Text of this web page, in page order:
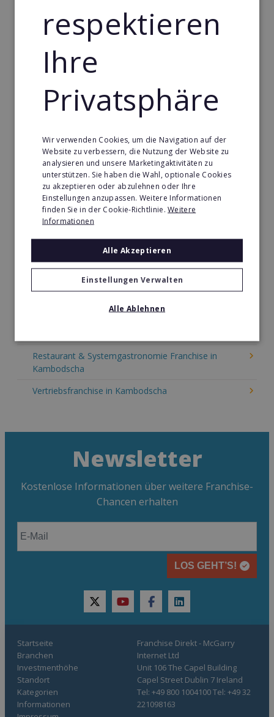
Handwerk Franchise in Kambodscha
Dienstleistungsfranchise in Kambodscha
Telekommunikation Franchise in Kambodscha
Gastronomie & Bringdienst Franchise in Kambodscha
Sport Franchise in Kambodscha
Kaffee & Café Franchise in Kambodscha
Tier- & Zoobedarf Franchise in Kambodscha
Immobilien Franchise in Kambodscha
Kinder & Erziehung Franchise in Kambodscha
Kosmetik Franchise in Kambodscha
Lebensmittel Franchise in Kambodscha
Medien & Werbung Franchise in Kambodscha
Möbel & Einrichtung Franchise in Kambodscha
Nachhilfe & Weiterbildung Franchise in Kambodscha
Restaurant & Systemgastronomie Franchise in
Kambodscha
Vertriebsfranchise in Kambodscha
Newsletter
Kostenlose Informationen über weitere Franchise-
Chancen erhalten
LOS GEHT’S!
twitteryoutubefacebooklinkedin
Startseite
Branchen
Investmenthöhe
Standort
Kategorien
Informationen
Franchise Direkt - McGarry
Internet Ltd
Unit 106 The Capel Building
Capel Street Dublin 7 Ireland
Tel: +49 800 1004100 Tel: +49 32
221098163
respektieren
Ihre
Privatsphäre
Wir verwenden Cookies, um die Navigation auf der
Website zu verbessern, die Nutzung der Website zu
analysieren und unsere Marketingaktivitäten zu
unterstützen. Sie haben die Wahl, optionale Cookies
zu akzeptieren oder abzulehnen oder Ihre
Einstellungen anzupassen. Weitere Informationen
finden Sie in der Cookie-Richtlinie.Weitere
Informationen
Alle Akzeptieren
Einstellungen Verwalten
Alle Ablehnen